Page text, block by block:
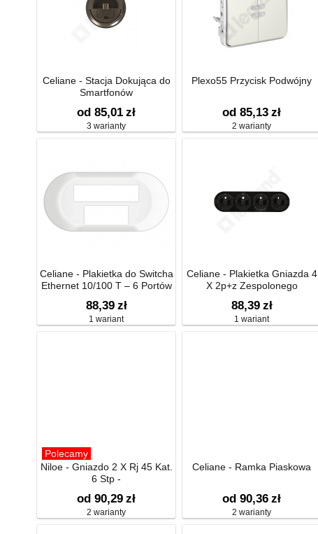
Celiane - Stacja Dokująca do
Smartfonów
od 85,01 zł
3 warianty
Plexo55 Przycisk Podwójny
od 85,13 zł
2 warianty
Celiane - Plakietka do Switcha
Ethernet 10/100 T – 6 Portów
88,39 zł
1 wariant
Celiane - Plakietka Gniazda 4
X 2p+z Zespolonego
88,39 zł
1 wariant
Polecamy
Niloe - Gniazdo 2 X Rj 45 Kat.
6 Stp -
od 90,29 zł
2 warianty
Celiane - Ramka Piaskowa
od 90,36 zł
2 warianty